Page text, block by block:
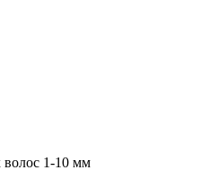
волос 1-10 мм